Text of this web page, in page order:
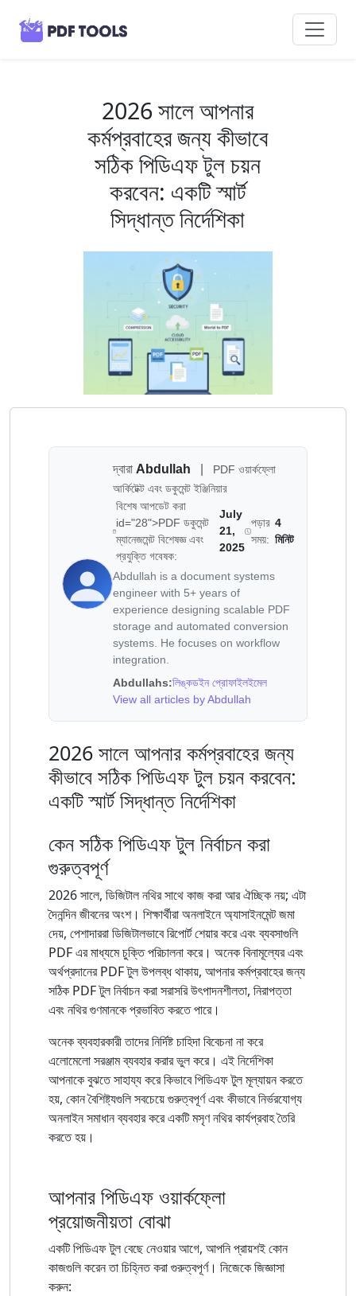
2026 সালে আপনার
কর্মপ্রবাহের জন্য কীভাবে
সঠিক পিডিএফ টুল চয়ন
করবেন: একটি স্মার্ট
সিদ্ধান্ত নির্দেশিকা
দ্বারা Abdullah
PDF ওয়ার্কফ্লো
আর্কিটেক্ট এবং ডকুমেন্ট ইঞ্জিনিয়ার
বিশেষ আপডেট করা
id="28">PDF ডকুমেন্ট
ম্যানেজমেন্ট বিশেষজ্ঞ এবং
প্রযুক্তি গবেষক:
July
21,
2025
পড়ার
সময়:
4
মিনিট
Abdullah is a document systems
engineer with 5+ years of
experience designing scalable PDF
storage and automated conversion
systems. He focuses on workflow
integration.
Abdullahs:লিঙ্কডইন প্রোফাইলইমেল
View all articles by Abdullah
2026 সালে আপনার কর্মপ্রবাহের জন্য
কীভাবে সঠিক পিডিএফ টুল চয়ন করবেন:
একটি স্মার্ট সিদ্ধান্ত নির্দেশিকা
কেন সঠিক পিডিএফ টুল নির্বাচন করা
গুরুত্বপূর্ণ
2026 সালে, ডিজিটাল নথির সাথে কাজ করা আর ঐচ্ছিক নয়; এটা
দৈনন্দিন জীবনের অংশ। শিক্ষার্থীরা অনলাইনে অ্যাসাইনমেন্ট জমা
দেয়, পেশাদাররা ডিজিটালভাবে রিপোর্ট শেয়ার করে এবং ব্যবসাগুলি
PDF এর মাধ্যমে চুক্তি পরিচালনা করে। অনেক বিনামূল্যের এবং
অর্থপ্রদানের PDF টুল উপলব্ধ থাকায়, আপনার কর্মপ্রবাহের জন্য
সঠিক PDF টুল নির্বাচন করা সরাসরি উৎপাদনশীলতা, নিরাপত্তা
এবং নথির গুণমানকে প্রভাবিত করতে পারে।
অনেক ব্যবহারকারী তাদের নির্দিষ্ট চাহিদা বিবেচনা না করে
এলোমেলো সরঞ্জাম ব্যবহার করার ভুল করে। এই নির্দেশিকা
আপনাকে বুঝতে সাহায্য করে কিভাবে পিডিএফ টুল মূল্যায়ন করতে
হয়, কোন বৈশিষ্ট্যগুলি সবচেয়ে গুরুত্বপূর্ণ এবং কীভাবে নির্ভরযোগ্য
অনলাইন সমাধান ব্যবহার করে একটি মসৃণ নথির কার্যপ্রবাহ তৈরি
করতে হয়।
আপনার পিডিএফ ওয়ার্কফ্লো
প্রয়োজনীয়তা বোঝা
একটি পিডিএফ টুল বেছে নেওয়ার আগে, আপনি প্রায়শই কোন
কাজগুলি করেন তা চিহ্নিত করা গুরুত্বপূর্ণ। নিজেকে জিজ্ঞাসা
করুন: